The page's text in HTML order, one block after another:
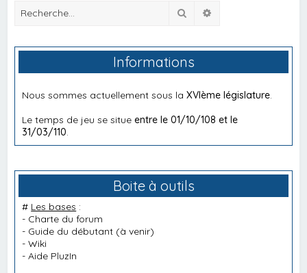
Rechercher
Informations
Nous sommes actuellement sous laXVIème législature
Le temps de jeu se situeentre le 01/10/108 et le
31/03/110
Boite à outils
# Les bases :
- Charte du forum
- Guide du débutant (à venir)
-Wiki
-Aide PluzIn